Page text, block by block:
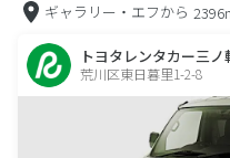
ギャラリー・エフから
トヨタレンタカー三ノ
荒川区東日暮里1-2-8